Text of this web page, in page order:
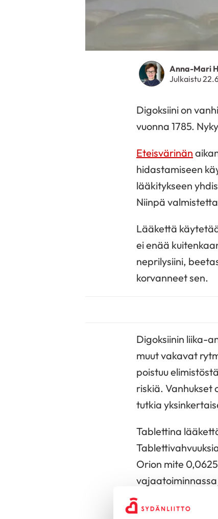
Anna-Mari
Julkaistu
Digoksiini on
vuonna 1785.
Eteisvärinän
hidastamiseen
lääkitykseen
Niinpä
Lääkettä
ei enää
neprilysiini,
korvanneet sen.
Digoksiinin liika-
muut vakavat
poistuu
riskiä. Vanhukset
tutkia
Tablettina
Orion mite